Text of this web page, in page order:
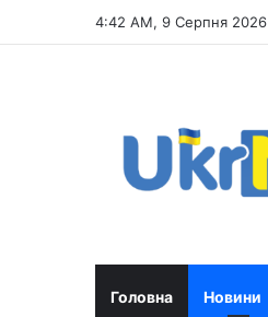
4:42 AM, 9 Серпня 2026
Головна Новини